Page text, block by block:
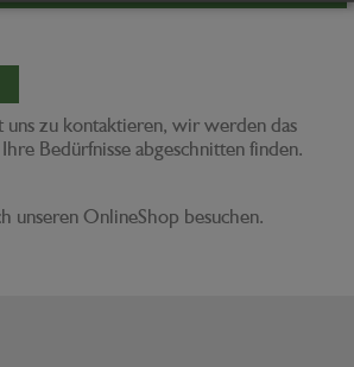
uns zu kontaktieren, wir werden das
Bedürfnisse abgeschnitten finden.
unseren OnlineShop besuchen.